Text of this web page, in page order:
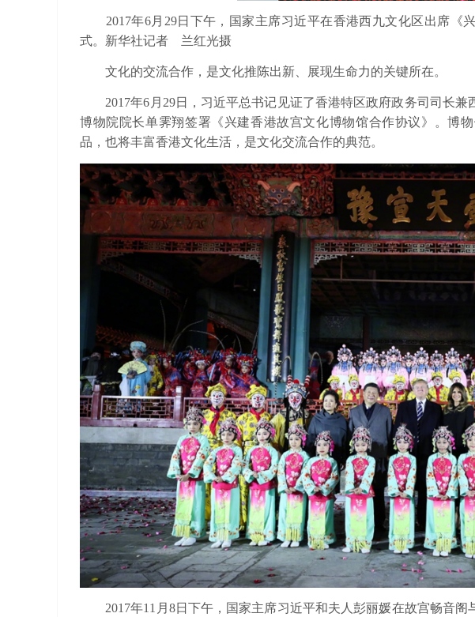
2017年6月29日下午，国家主席习近平在香港西九文化区出席《
式。新华社记者 兰红光摄
文化的交流合作，是文化推陈出新、展现生命力的关键所在。
2017年6月29日，习近平总书记见证了香港特区政府政务司司长兼
博物院院长单霁翔签署《兴建香港故宫文化博物馆合作协议》。博
品，也将丰富香港文化生活，是文化交流合作的典范。
2017年11月8日下午，国家主席习近平和夫人彭丽媛在故宫畅音